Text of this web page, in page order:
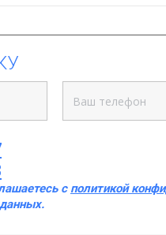
с политикой